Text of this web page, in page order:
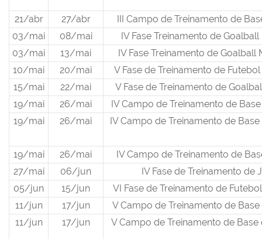
21/abr 27/abr
III Campo de Treinamento de
03/mai
08/mai
IV Fase Treinamento de Goalball
03/mai
13/mai
IV Fase Treinamento de Goalball
10/mai
20/mai
V Fase de Treinamento de
15/mai
22/mai
V Fase de Treinamento de
19/mai
26/mai
IV Campo de Treinamento de
19/mai
26/mai IV Campo de Treinamento de
19/mai 26/mai
IV Campo de Treinamento de
27/mai
06/jun
IV Fase de Treinamento de
05/jun
15/jun
VI Fase de Treinamento de
11/jun
17/jun
V Campo de Treinamento de
11/jun
17/jun V Campo de Treinamento de Base